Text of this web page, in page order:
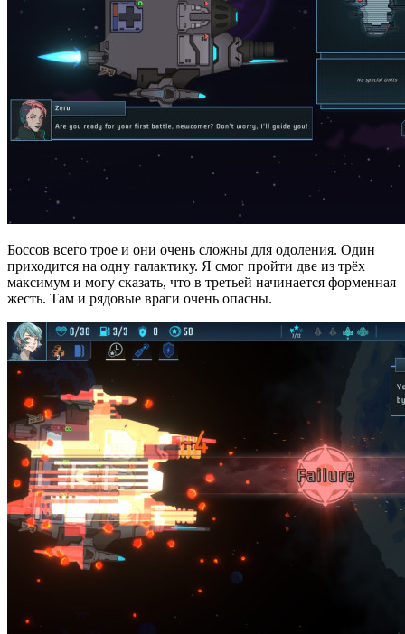
Боссов всего трое и они очень сложны для одоления. Один
приходится на одну галактику. Я смог пройти две из трёх
максимум и могу сказать, что в третьей начинается форменная
жесть. Там и рядовые враги очень опасны.